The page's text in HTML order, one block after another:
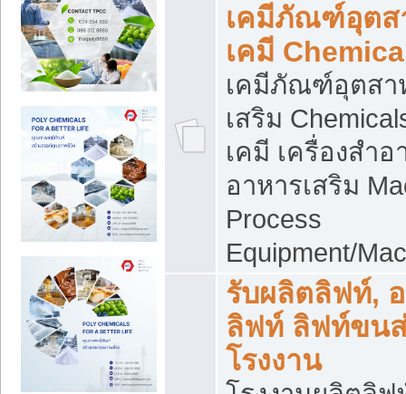
เคมีภัณฑ์อุตส
เคมี
เคมีภัณฑ์อุตสา
เสริม
เคมี เครื่องสำ
อาหารเสริม
Process
Equipment/
รับผลิตลิฟท์,
ลิฟท์ ลิฟท์ขน
โรงงาน